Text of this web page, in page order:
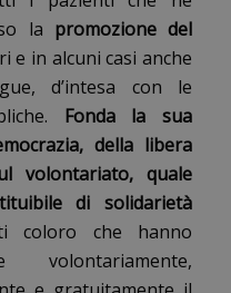
la promozione del
e in alcuni casi anche
d’intesa con le
Fonda la sua
della libera
volontariato, quale
di solidarietà
coloro che hanno